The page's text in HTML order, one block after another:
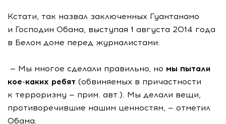
Кстати, так назвал заключенных Гуантанамо
и Господин Обама, выступая 1 августа 2014 года
в Белом доме перед журналистами:
— Мы многое сделали правильно, но мы пытали
кое-каких ребят (обвиняемых в причастности
к терроризму — прим. авт.). Мы делали вещи,
противоречившие нашим ценностям, — отметил
Обама.